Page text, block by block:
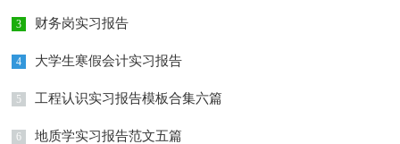
3 财务岗实习报告
4 大学生寒假会计实习报告
5 工程认识实习报告模板合集六篇
6 地质学实习报告范文五篇